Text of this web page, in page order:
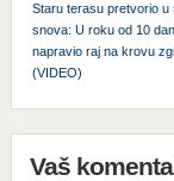
Staru terasu pretvorio u
snova: U roku od 10
napravio raj na krovu
(VIDEO)
Vaš